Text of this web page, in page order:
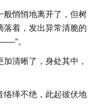
般悄悄地离开了，但树
落着，发出异常清脆的
。
清晰了，身处其中，
络绎不绝，此起彼伏地